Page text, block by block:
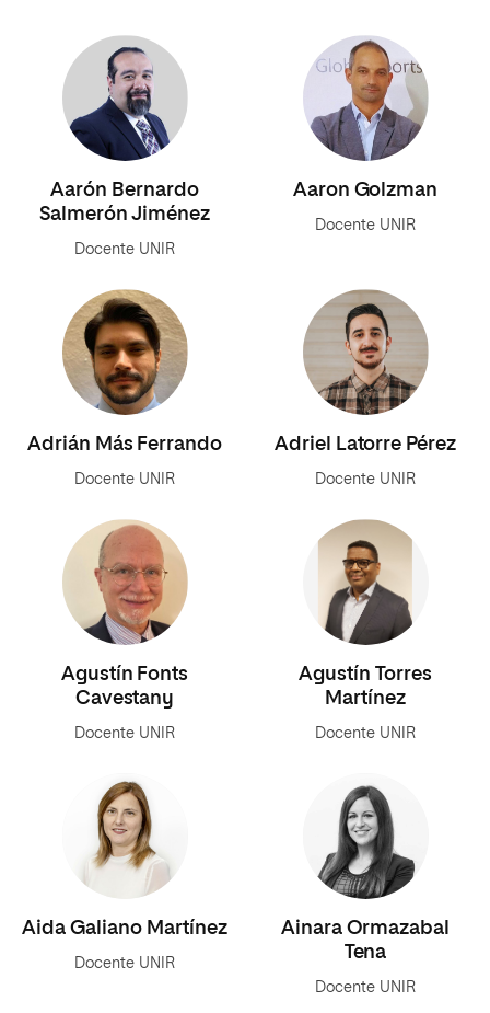
Aarón Bernardo
Salmerón Jiménez
Docente UNIR
Aaron Golzman
Docente UNIR
Adrián Más Ferrando
Docente UNIR
Adriel Latorre Pérez
Docente UNIR
Agustín Fonts
Cavestany
Docente UNIR
Agustín Torres
Martínez
Docente UNIR
Aida Galiano Martínez
Docente UNIR
Ainara Ormazabal
Tena
Docente UNIR